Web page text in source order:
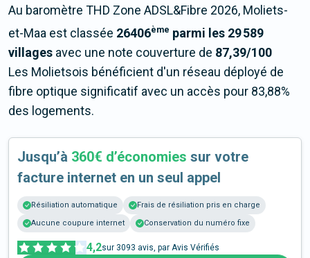
Au baromètre THD Zone ADSL&Fibre 2026, Moliets-
et-Maa est classée 26406ème parmi les 29 589
villages avec une note couverture de 87,39/100
Les Molietsois bénéficient d'un réseau déployé de
fibre optique significatif avec un accès pour 83,88%
des logements.
Jusqu’à 360€ d’économies sur votre
facture internet en un seul appel
Résiliation automatique
Frais de résiliation pris en charge
Aucune coupure internet
Conservation du numéro fixe
4,2sur 3093 avis, par Avis Vérifiés